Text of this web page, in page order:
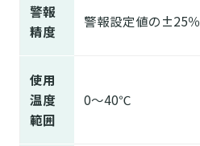
警報
精度
警報設定値の±25％
使用
温度
範囲
0～40℃